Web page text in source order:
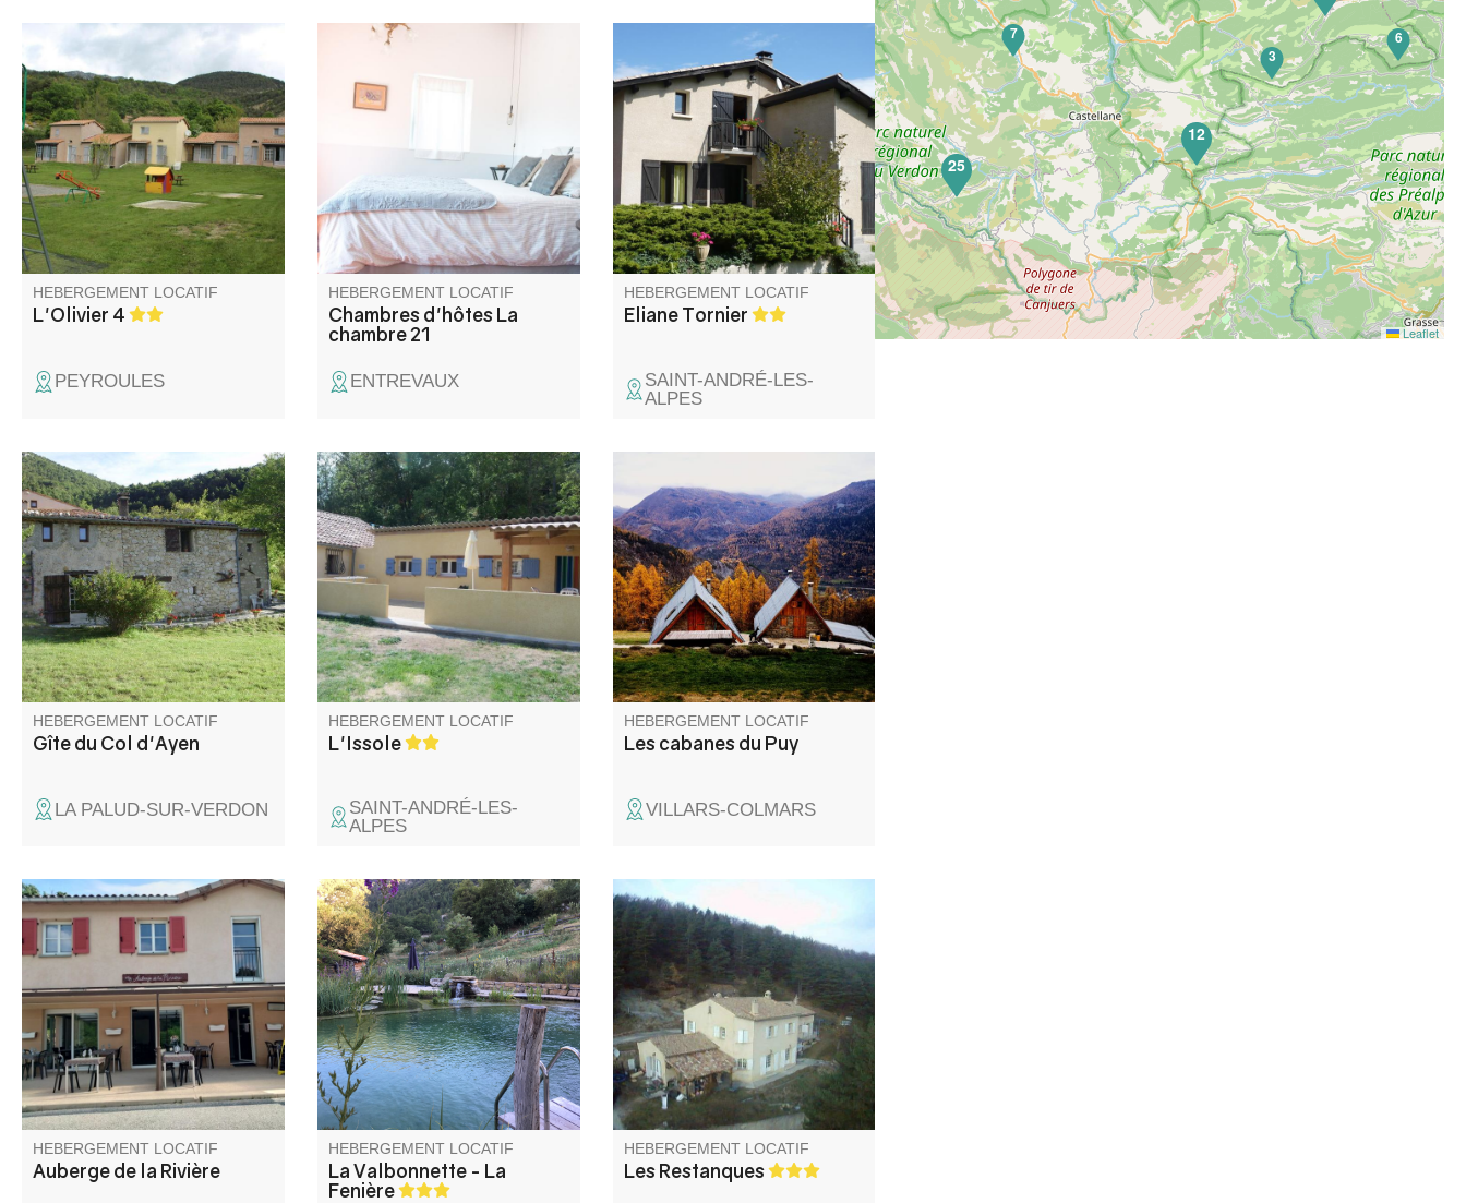
Aux portes des Gorges du
Verdon, au croisement des
Routes de la Lavande et de la
Route Napoléon, ensemble de
5 gîtes communaux mitoyens,
à l'entrée du village sur terrain
commun avec jeux d'enfants,
petite terrasse privative et
entrée séparée chacun.
HEBERGEMENT LOCATIF
L'Olivier 4
PEYROULES
cœur des remparts
d'Entrevaux. Elle dispose d'une
indépendante.Située dans une
maison du 17e siècle au 3ème
étage sous les toits, la
chambre offre une vue
imprenable sur la Citadelle.
HEBERGEMENT LOCATIF
Chambres d'hôtes La
chambre 21
ENTREVAUX
Appartement à l'étage d'une
villa située dans un endroit
calme, avec une petite terrasse
offrant une vue dégagée sur
les montagnes. Tous
commerces à 500 m.
HEBERGEMENT LOCATIF
Eliane Tornier
SAINT-ANDRÉ-LES-
ALPES
La maison de Nathalie et
Olivier est située à deux
kilomètres du village, en pleine
nature. Les deux chambres
sont avec des douches
privatives et des toilettes
communes. Le petit déjeuner
est servi dans la véranda, il
n'est pas possible de cuisiner.
HEBERGEMENT LOCATIF
Gîte du Col d'Ayen
LA PALUD-SUR-VERDON
Situé dans un cadre
champêtre, à 800 m du centre
du village de Saint-André les
Alpes, en bordure de la rivière
de l'Issole (accès direct).
HEBERGEMENT LOCATIF
L'Issole
SAINT-ANDRÉ-LES-
ALPES
Hébergement insolite, élégant
avec une vue panoramique sur
les montagnes et les grands
espaces. Cabanes rénovées
avec goût et confort assuré.
Parfait pour groupe et famille
ou pour une parenthèse
paisible et romantique. Ne
ratez pas ce lieu enchanteur.
HEBERGEMENT LOCATIF
Les cabanes du Puy
VILLARS-COLMARS
Dans un petit village à
proximité de Castellane et des
Gorges du Verdon, découvrez
ce petit établissement plein de
charme, avec des chambres
d'hôtes et tables d'hôtes, en
pleine nature, pour le calme
propice à la relaxation.
HEBERGEMENT LOCATIF
Auberge de la Rivière
Situé entre les gorges du
Verdon et le Parc national du
Mercantour, la Valbonnette est
un lieu riche de sa biodiversité
et de la beauté de ses
paysages, insolite par son
isolement et le calme qui y
règne.
HEBERGEMENT LOCATIF
La Valbonnette - La
Fenière
Grande maison située en
pleine nature à deux pas de
sites d'escalade et de
canyoning comprenant le gîte
et le logement de la
propriétaire avec terrain,
terrasse couverte, spa privé en
été. Location possible pour 2
personnes avec tarif
préférentiel.
HEBERGEMENT LOCATIF
Les Restanques
25
12
3
6
7
Leaflet